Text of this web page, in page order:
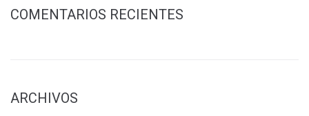
COMENTARIOS RECIENTES
ARCHIVOS